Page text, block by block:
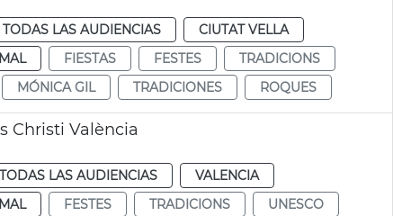
TODAS LAS AUDIENCIAS
CIUTAT VELLA
FIESTAS FESTES
TRADICIONS
MÓNICA GIL TRADICIONES ROQUES
Christi València
TODAS LAS AUDIENCIAS
VALENCIA
FESTES TRADICIONS
UNESCO